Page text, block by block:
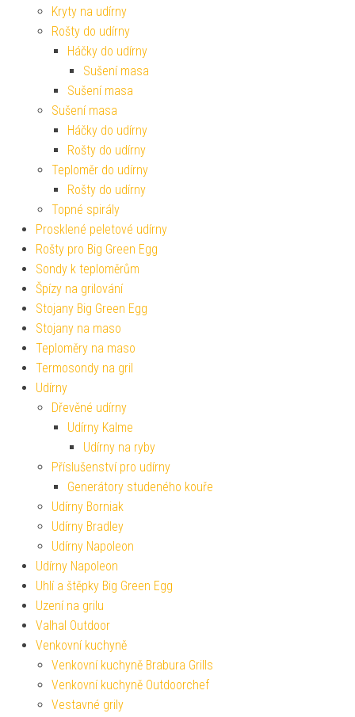
Kryty na udírny
Rošty do udírny
Háčky do udírny
Sušení masa
Sušení masa
Sušení masa
Háčky do udírny
Rošty do udírny
Teploměr do udírny
Rošty do udírny
Topné spirály
Prosklené peletové udírny
Rošty pro Big Green Egg
Sondy k teploměrům
Špízy na grilování
Stojany Big Green Egg
Stojany na maso
Teploměry na maso
Termosondy na gril
Udírny
Dřevěné udírny
Udírny Kalme
Udírny na ryby
Příslušenství pro udírny
Generátory studeného kouře
Udírny Borniak
Udírny Bradley
Udírny Napoleon
Udírny Napoleon
Uhlí a štěpky Big Green Egg
Uzení na grilu
Valhal Outdoor
Venkovní kuchyně
Venkovní kuchyně Brabura Grills
Venkovní kuchyně Outdoorchef
Vestavné grily